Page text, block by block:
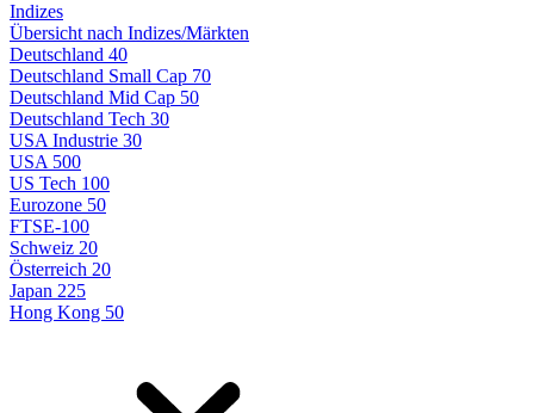
Indizes
Übersicht nach Indizes/Märkten
Deutschland 40
Deutschland Small Cap 70
Deutschland Mid Cap 50
Deutschland Tech 30
USA Industrie 30
USA 500
US Tech 100
Eurozone 50
FTSE-100
Schweiz 20
Österreich 20
Japan 225
Hong Kong 50